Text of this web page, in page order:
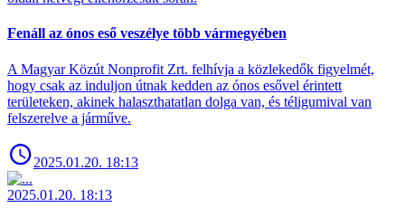
Fenáll az ónos eső veszélye több vármegyében
A Magyar Közút Nonprofit Zrt. felhívja a közlekedők figyelmét,
hogy csak az induljon útnak kedden az ónos esővel érintett
területeken, akinek halaszthatatlan dolga van, és téligumival van
felszerelve a járműve.
2025.01.20. 18:13
2025.01.20. 18:13